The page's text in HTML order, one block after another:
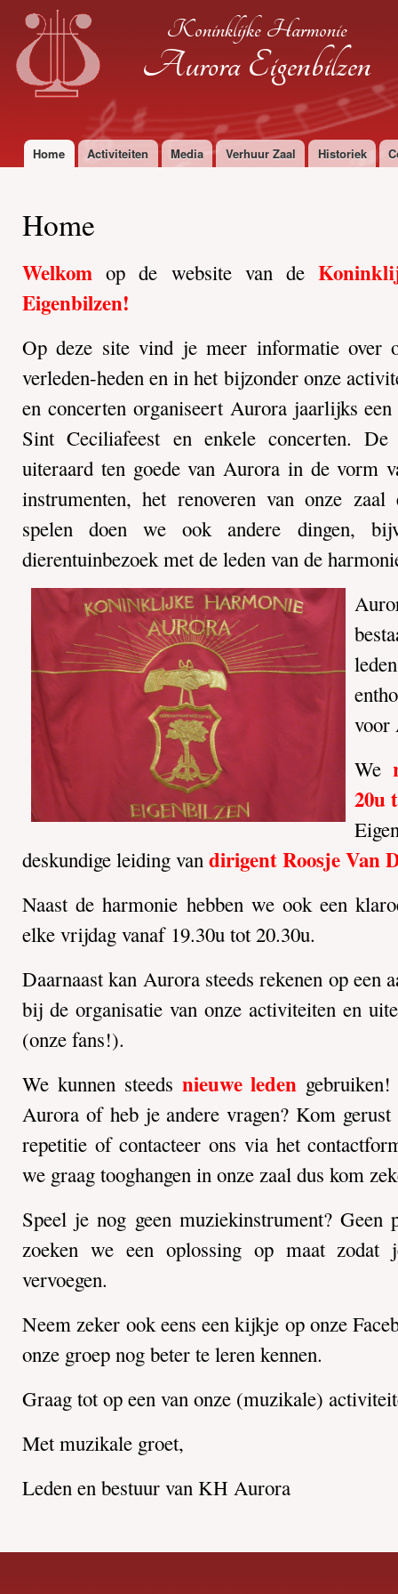
Koninklijke Harmonie
Aurora Eigenbilzen
Hoofdmenu
Home Activiteiten Media Verhuur Zaal Historiek
Home
Welkom op de website van de
Eigenbilzen!
Op deze site vind je meer informatie over
verleden-heden en in het bijzonder onze
en concerten organiseert Aurora jaarlijks een
Sint Ceciliafeest en enkele concerten. De
uiteraard ten goede van Aurora in de vorm
instrumenten, het renoveren van onze
spelen doen we ook andere dingen,
dierentuinbezoek met de leden van de
voor
We
20u
deskundige leiding van dirigent Roosje Van
Naast de harmonie hebben we ook een
elke vrijdag vanaf 19.30u tot 20.30u.
Daarnaast kan Aurora steeds rekenen op
bij de organisatie van onze activiteiten en
(onze fans!).
We kunnen steeds nieuwe leden
Aurora of heb je andere vragen? Kom
repetitie of contacteer ons via het
we graag tooghangen in onze zaal dus kom
Speel je nog geen muziekinstrument?
zoeken we een oplossing op maat zodat
vervoegen.
Neem zeker ook eens een kijkje op onze
onze groep nog beter te leren kennen.
Graag tot op een van onze (muzikale)
Met muzikale groet,
Leden en bestuur van KH Aurora